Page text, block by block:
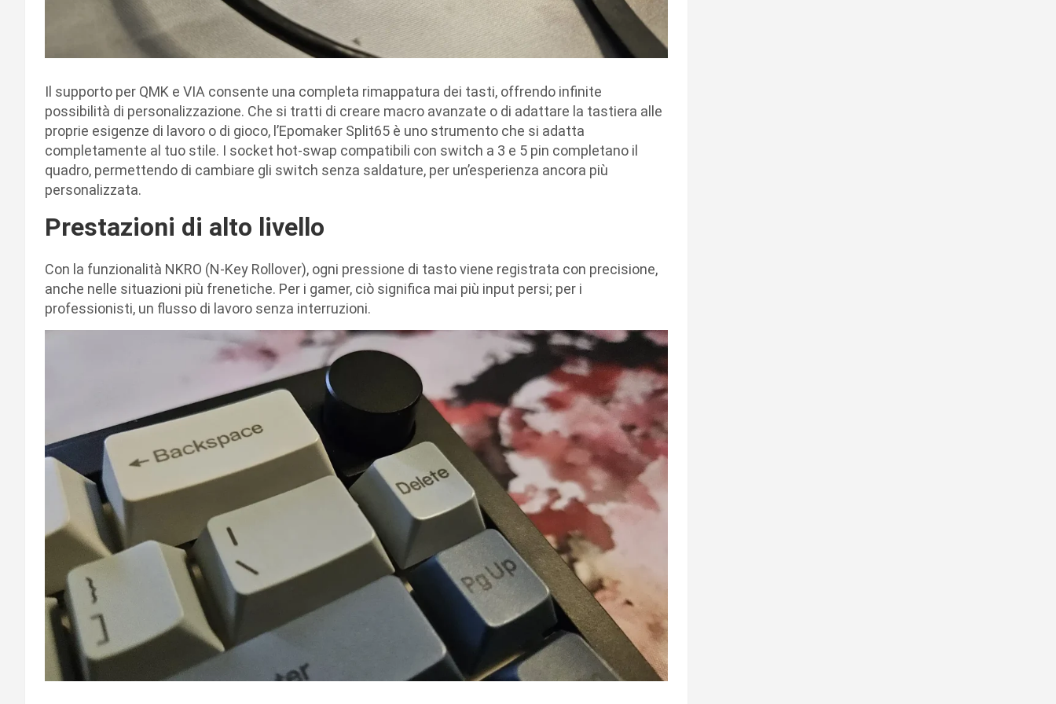
Il supporto per QMK e VIA consente una completa rimappatura dei tasti, offrendo infinite
possibilità di personalizzazione. Che si tratti di creare macro avanzate o di adattare la tastiera alle
proprie esigenze di lavoro o di gioco, l’Epomaker Split65 è uno strumento che si adatta
completamente al tuo stile. I socket hot-swap compatibili con switch a 3 e 5 pin completano il
quadro, permettendo di cambiare gli switch senza saldature, per un’esperienza ancora più
personalizzata.
Prestazioni di alto livello
Con la funzionalità NKRO (N-Key Rollover), ogni pressione di tasto viene registrata con precisione,
anche nelle situazioni più frenetiche. Per i gamer, ciò significa mai più input persi; per i
professionisti, un flusso di lavoro senza interruzioni.